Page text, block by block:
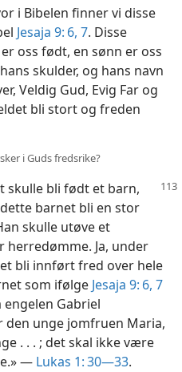
i Bibelen finner vi disse
Jesaja 9: 6, 7. Disse
oss født, en sønn er oss
skulder, og hans navn
Veldig Gud, Evig Far og
bli stort og freden
i Guds fredsrike?
skulle bli født et barn,
barnet bli en stor
skulle utøve et
Ja, under
bli innført fred over hele
som ifølge Jesaja 9: 6, 7
engelen Gabriel
unge jomfruen Maria,
. . . ; det skal ikke være
— Lukas 1: 30—33.